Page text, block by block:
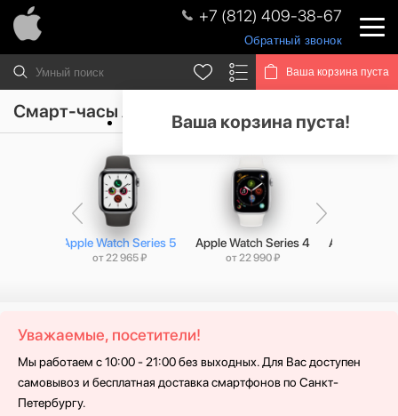
+7 (812) 409-38-67
Обратный звонок
Ваша корзина пуста
Ваша корзина пуста!
Смарт-часы Apple Watch Series 5
Apple Watch Series 5
от 22 965 ₽
Apple Watch Series 4
от 22 990 ₽
Apple
Уважаемые, посетители!
Мы работаем с 10:00 - 21:00 без выходных. Для Вас доступен
самовывоз и бесплатная доставка смартфонов по Санкт-
Петербургу.